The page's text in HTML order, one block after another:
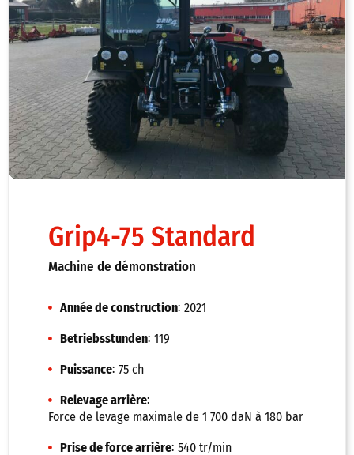
Grip4-75 Standard
Machine de démonstration
Année de construction: 2021
Betriebsstunden: 119
Puissance: 75 ch
Relevage arrière:
Force de levage maximale de 1 700 daN à 180 bar
Prise de force arrière: 540 tr/min